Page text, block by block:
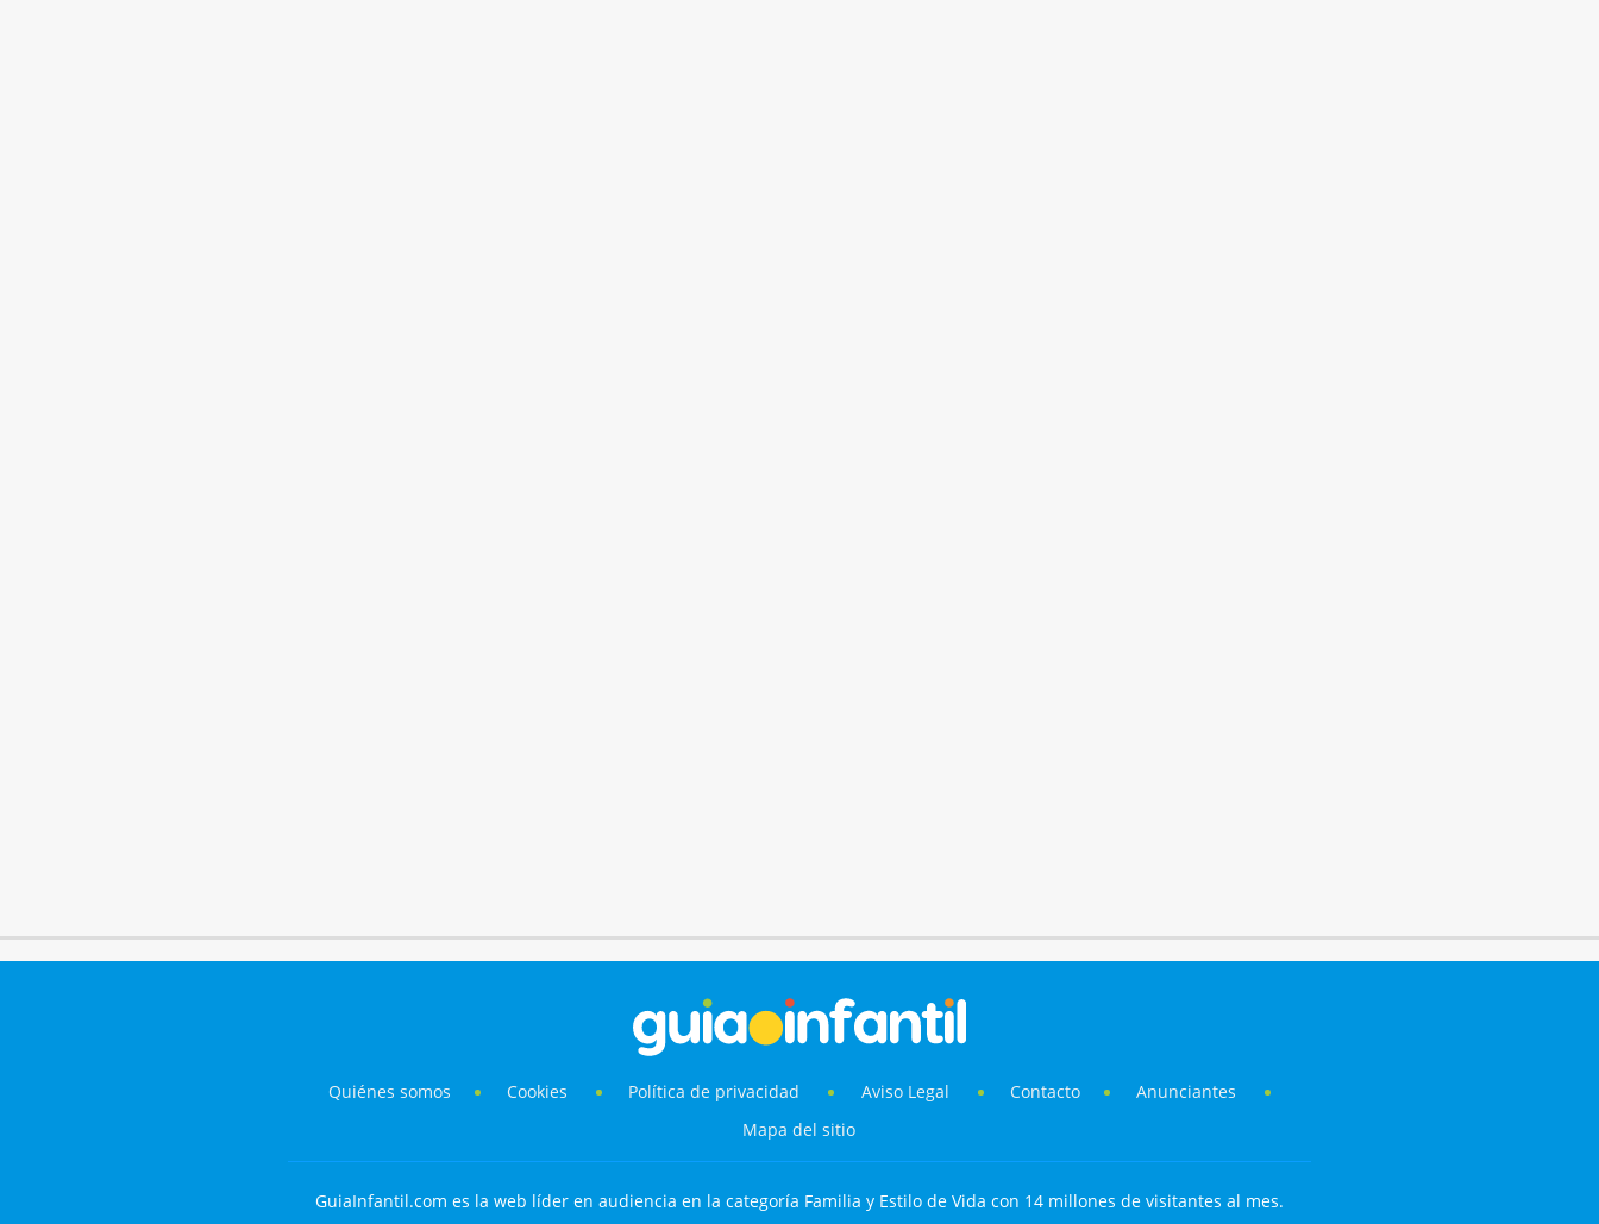
Quiénes somos Cookies Política de privacidad Aviso Legal Contacto
Anunciantes
Mapa del sitio
GuiaInfantil.com es la web líder en audiencia en la categoría Familia y Estilo de Vida con 14 millones de visitantes al mes.